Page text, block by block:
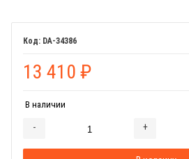
DA-34386
13 410 ₽
В наличии
- +